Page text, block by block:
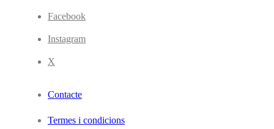
Facebook
Instagram
X
Contacte
Termes i condicions